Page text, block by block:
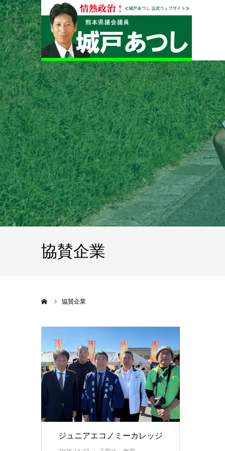
協賛企業
協賛企業
ジュニアエコノミーカレッジ